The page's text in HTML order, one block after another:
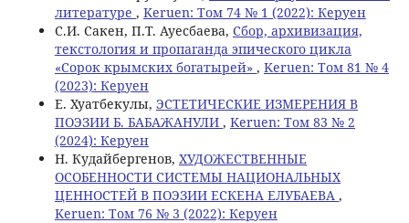
литературе , Keruen: Том 74 № 1 (2022): Керуен
С.И. Сакен, П.Т. Ауесбаева, Сбор, архивизация,
текстология и пропаганда эпического цикла
«Сорок крымских богатырей» , Keruen: Том 81 № 4
(2023): Керуен
Е. Хуатбекулы, ЭСТЕТИЧЕСКИЕ ИЗМЕРЕНИЯ В
ПОЭЗИИ Б. БАБАЖАНУЛИ , Keruen: Том 83 № 2
(2024): Керуен
Н. Кудайбергенов, ХУДОЖЕСТВЕННЫЕ
ОСОБЕННОСТИ СИСТЕМЫ НАЦИОНАЛЬНЫХ
ЦЕННОСТЕЙ В ПОЭЗИИ ЕСКЕНА ЕЛУБАЕВА ,
Keruen: Том 76 № 3 (2022): Керуен